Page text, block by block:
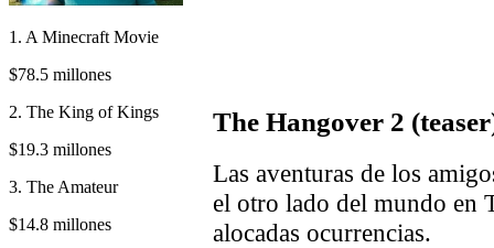
1. A Minecraft Movie
$78.5 millones
2. The King of Kings
$19.3 millones
3. The Amateur
$14.8 millones
The Hangover 2
Las aventuras de los
el otro lado del mundo en
alocadas ocurrencias.